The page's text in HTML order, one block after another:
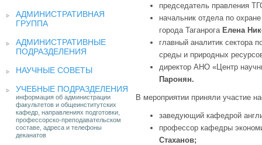
АДМИНИСТРАТИВНАЯ
ГРУППА
АДМИНИСТРАТИВНЫЕ
ПОДРАЗДЕЛЕНИЯ
НАУЧНЫЕ СОВЕТЫ
УЧЕБНЫЕ ПОДРАЗДЕЛЕНИЯ
информация об администрации
факультетов и общеинститутских
кафедр, направлениях подготовки,
профессорско-преподавательском
составе, адреса и телефоны
деканатов
председатель правления
начальник отдела по
города Таганрога Елена
главный аналитик сектора
среды и природных
директор АНО «Центр
Паронян.
В мероприятии приняли участие
заведующий кафедрой
профессор кафедры
Стаханов;